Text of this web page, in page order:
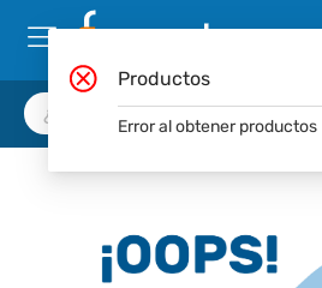
Productos
Error al obtener productos